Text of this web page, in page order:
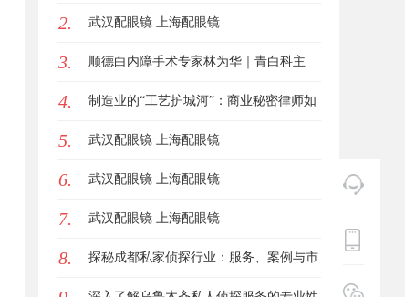
视光体系，打造青少年精准个体化控轴方
案
2. 武汉配眼镜 上海配眼镜
3. 顺德白内障手术专家林为华｜青白科主
任，白内障手术资深医生
4. 制造业的“工艺护城河”：商业秘密律师如
何守住车间里的“Know-how”
5. 武汉配眼镜 上海配眼镜
6. 武汉配眼镜 上海配眼镜
7. 武汉配眼镜 上海配眼镜
8. 探秘成都私家侦探行业：服务、案例与市